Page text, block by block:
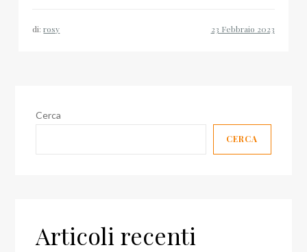
di:rosy
Cerca
CERCA
Articoli recenti